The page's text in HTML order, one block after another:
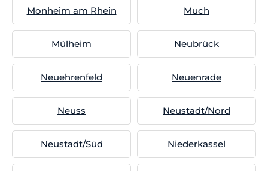
Monheim am Rhein Much
Mülheim Neubrück
Neuehrenfeld Neuenrade
Neuss Neustadt/Nord
Neustadt/Süd Niederkassel